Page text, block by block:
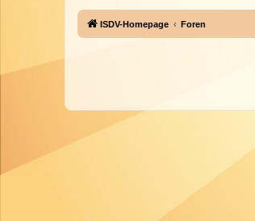
ISDV-Homepage Foren